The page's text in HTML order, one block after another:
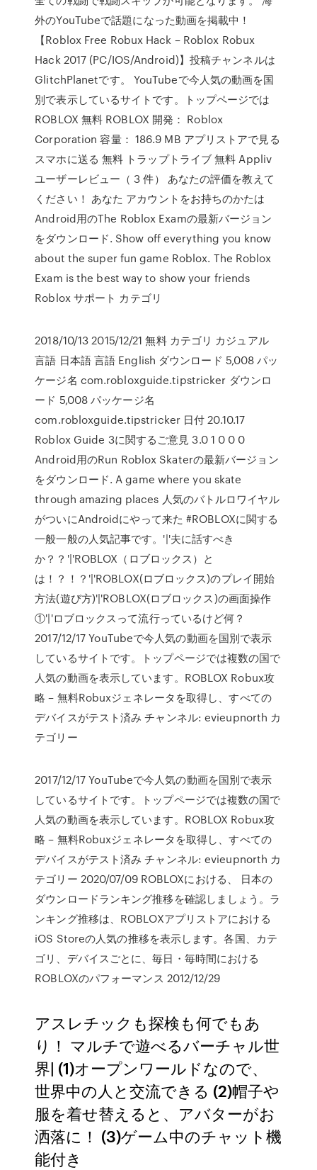
外のYouTubeで話題になった動画を掲載中！
【Roblox Free Robux Hack – Roblox Robux
Hack 2017 (PC/IOS/Android)】投稿チャンネルは
GlitchPlanetです。 YouTubeで今人気の動画を国
別で表示しているサイトです。トップページでは
ROBLOX 無料 ROBLOX 開発： Roblox
Corporation 容量： 186.9 MB アプリストアで見る
スマホに送る 無料 トラップトライブ 無料 Appliv
ユーザーレビュー（ 3 件） あなたの評価を教えて
ください！ あなた アカウントをお持ちのかたは
Android用のThe Roblox Examの最新バージョン
をダウンロード. Show off everything you know
about the super fun game Roblox. The Roblox
Exam is the best way to show your friends
Roblox サポート カテゴリ
2018/10/13 2015/12/21 無料 カテゴリ カジュアル
言語 日本語 言語 English ダウンロード 5,008 パッ
ケージ名 com.robloxguide.tipstricker ダウンロ
ード 5,008 パッケージ名
com.robloxguide.tipstricker 日付 20.10.17
Roblox Guide 3に関するご意見 3.0 1 0 0 0
Android用のRun Roblox Skaterの最新バージョン
をダウンロード. A game where you skate
through amazing places 人気のバトルロワイヤル
がついにAndroidにやって来た #ROBLOXに関する
一般一般の人気記事です。'|'夫に話すべき
か？？'|'ROBLOX（ロブロックス）と
は！？！？'|'ROBLOX(ロブロックス)のプレイ開始
方法(遊び方)'|'ROBLOX(ロブロックス)の画面操作
①'|'ロブロックスって流行っているけど何？
2017/12/17 YouTubeで今人気の動画を国別で表示
しているサイトです。トップページでは複数の国で
人気の動画を表示しています。ROBLOX Robux攻
略 – 無料Robuxジェネレータを取得し、すべての
デバイスがテスト済み チャンネル: evieupnorth カ
テゴリー
2017/12/17 YouTubeで今人気の動画を国別で表示
しているサイトです。トップページでは複数の国で
人気の動画を表示しています。ROBLOX Robux攻
略 – 無料Robuxジェネレータを取得し、すべての
デバイスがテスト済み チャンネル: evieupnorth カ
テゴリー 2020/07/09 ROBLOXにおける、 日本の
ダウンロードランキング推移を確認しましょう。ラ
ンキング推移は、ROBLOXアプリストアにおける
iOS Storeの人気の推移を表示します。各国、カテ
ゴリ、デバイスごとに、毎日・毎時間における
ROBLOXのパフォーマンス 2012/12/29
アスレチックも探検も何でもあ
り！ マルチで遊べるバーチャル世
界| (1)オープンワールドなので、
世界中の人と交流できる (2)帽子や
服を着せ替えると、アバターがお
洒落に！ (3)ゲーム中のチャット機
能付き